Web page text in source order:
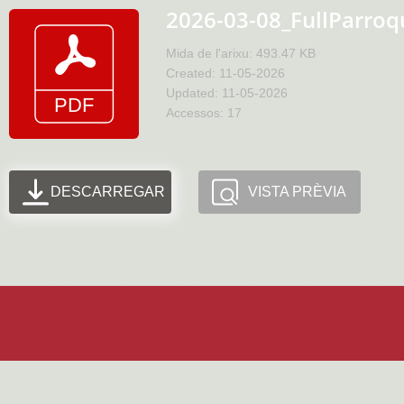
2026-03-
Mida de l'arixu: 493.47 KB
Created: 11-05-2026
Updated: 11-05-2026
Accessos: 17
DESCARREGAR VISTA PRÈVIA